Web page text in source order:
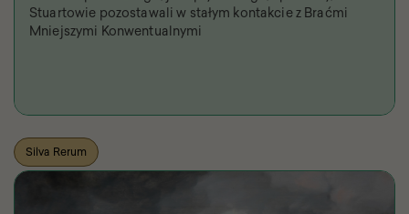
Stuartowie pozostawali w stałym kontakcie z Braćmi
Mniejszymi Konwentualnymi
Silva Rerum